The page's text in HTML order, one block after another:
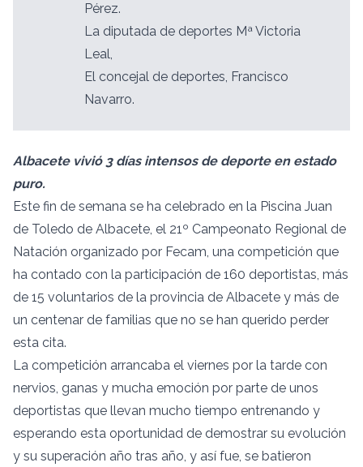
Pérez.
La diputada de deportes Mª Victoria
Leal,
El concejal de deportes, Francisco
Navarro.
Albacete vivió 3 días intensos de deporte en estado
puro.
Este fin de semana se ha celebrado en la Piscina Juan
de Toledo de Albacete, el 21º Campeonato Regional de
Natación organizado por Fecam, una competición que
ha contado con la participación de 160 deportistas, más
de 15 voluntarios de la provincia de Albacete y más de
un centenar de familias que no se han querido perder
esta cita.
La competición arrancaba el viernes por la tarde con
nervios, ganas y mucha emoción por parte de unos
deportistas que llevan mucho tiempo entrenando y
esperando esta oportunidad de demostrar su evolución
y su superación año tras año, y así fue, se batieron